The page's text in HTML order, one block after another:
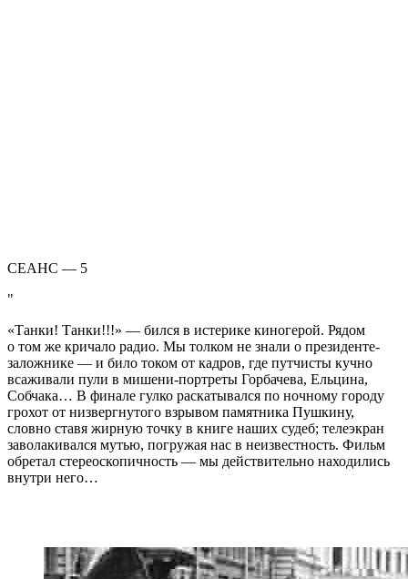
СЕАНС — 5
«Танки! Танки!!!» — бился в истерике киногерой. Рядом
о том же кричало радио. Мы толком не знали о президенте-
заложнике — и било током от кадров, где путчисты кучно
всаживали пули в мишени-портреты Горбачева, Ельцина,
Собчака… В финале гулко раскатывался по ночному городу
грохот от низвергнутого взрывом памятника Пушкину,
словно ставя жирную точку в книге наших судеб; телеэкран
заволакивался мутью, погружая нас в неизвестность. Фильм
обретал стереоскопичность — мы действительно находились
внутри него…